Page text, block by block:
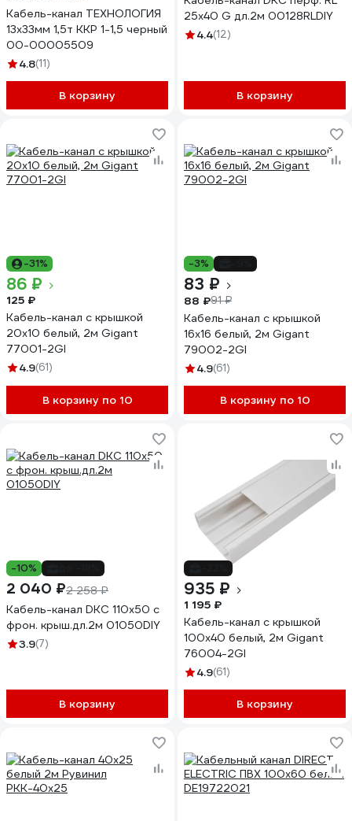
Кабель-канал ТЕХНОЛОГИЯ
13x33мм 1,5т ККР 1-1,5 черный
00-00005509
4.8(11)
В корзину
25x40 G дл.2м 00128RLDIY
4.4(12)
В корзину
-31%
86 ₽
125 ₽
Кабель-канал с крышкой
20x10 белый, 2м Gigant
77001-2GI
4.9(61)
В корзину по 10
-3%
83 ₽
88 ₽91 ₽
Кабель-канал с крышкой
16х16 белый, 2м Gigant
79002-2GI
4.9(61)
В корзину по 10
-10%
2 040 ₽2 258 ₽
Кабель-канал DKC 110x50 с
фрон. крыш.дл.2м 01050DIY
3.9(7)
В корзину
935 ₽
1 195 ₽
Кабель-канал с крышкой
100х40 белый, 2м Gigant
76004-2GI
4.9(61)
В корзину